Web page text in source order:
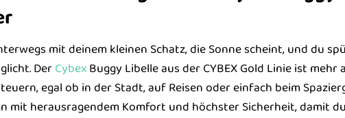
mit deinem kleinen Schatz, die Sonne scheint, und du
DerCybexBuggy Libelle aus der CYBEX Gold Linie ist mehr
egal ob in der Stadt, auf Reisen oder einfach beim
mit herausragendem Komfort und höchster Sicherheit, damit